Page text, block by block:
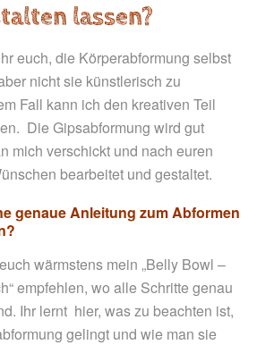
lassen?
euch, die Körperabformung selbst
nicht sie künstlerisch zu
Fall kann ich den kreativen Teil
Die Gipsabformung wird gut
mich verschickt und nach euren
bearbeitet und gestaltet.
genaue Anleitung zum Abformen
wärmstens mein „Belly Bowl –
empfehlen, wo alle Schritte genau
Ihr lernt hier, was zu beachten ist,
gelingt und wie man sie